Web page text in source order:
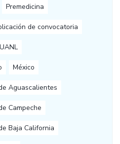
Premedicina
de convocatoria
México
Aguascalientes
Campeche
Baja California